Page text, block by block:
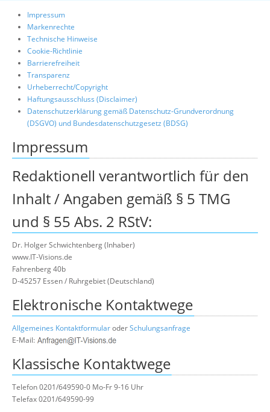
Impressum
Markenrechte
Technische Hinweise
Cookie-Richtlinie
Barrierefreiheit
Transparenz
Urheberrecht/Copyright
Haftungsausschluss (Disclaimer)
Datenschutzerklärung gemäß Datenschutz-Grundverordnung
(DSGVO) und Bundesdatenschutzgesetz (BDSG)
Impressum
Redaktionell verantwortlich für den
Inhalt / Angaben gemäß § 5 TMG
und § 55 Abs. 2 RStV:
Dr. Holger Schwichtenberg (Inhaber)
www.IT-Visions.de
Fahrenberg 40b
D-45257 Essen / Ruhrgebiet (Deutschland)
Elektronische Kontaktwege
Allgemeines KontaktformularoderSchulungsanfrage
E-Mail:
Klassische Kontaktwege
Telefon 0201/649590-0 Mo-Fr 9-16 Uhr
Telefax 0201/649590-99